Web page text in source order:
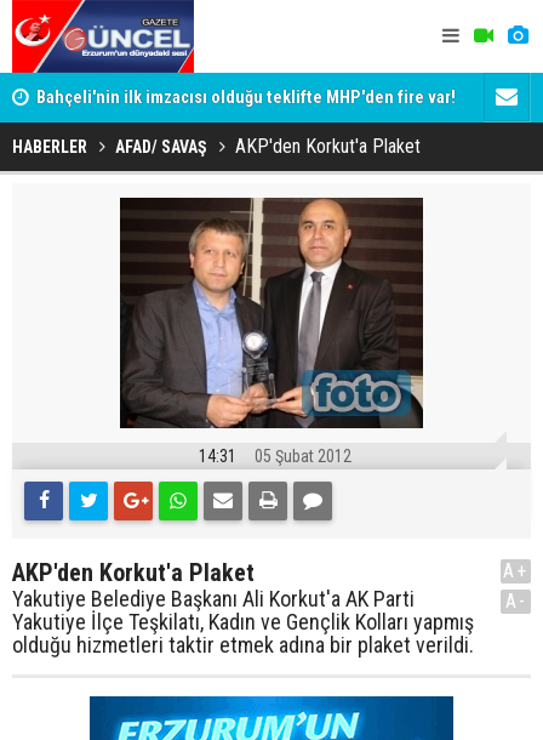
Bahçeli'nin ilk imzacısı olduğu teklifte MHP'den fire var!
İşte imzalamayan o isim
Siyaset-
HABERLER AFAD/ SAVAŞ AKP'den Korkut'a Plaket
14:31 05 Şubat 2012
AKP'den Korkut'a Plaket
Yakutiye Belediye Başkanı Ali Korkut'a AK Parti
Yakutiye İlçe Teşkilatı, Kadın ve Gençlik Kolları yapmış
olduğu hizmetleri taktir etmek adına bir plaket verildi.
A+
A-